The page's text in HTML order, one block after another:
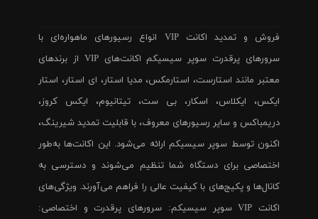
فروش و تمدید اکانت VIP انواع رسیورهای ماهواره‌ای با
سرورهای پرقدرت سوپر سیسیکم اکانت‌های VIP از برندهای
معتبر مانند استارست، استارمکس، مدیا استار، ای استار، استار
ایکس، ایکلاس، اسکار، بی ست، تیتانیوم، ایکس کروز،
دریمباکس و سایر رسیورهای معروف، با قابلیت تمدید شیرینگ،
اکنون توسط سوپر سیسیکم ارائه می‌شود. این اکانت‌ها به‌طور
اختصاصی برای دستگاه شما تنظیم می‌شوند و دسترسی به
کانال‌ها و پکیج‌های با کیفیت عالی را فراهم می‌آورند. ویژگی‌های
اکانت VIP سوپر سیسیکم: سرورهای پرقدرت و اختصاصی: